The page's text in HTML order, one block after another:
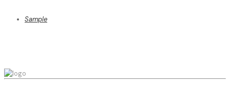
Sample